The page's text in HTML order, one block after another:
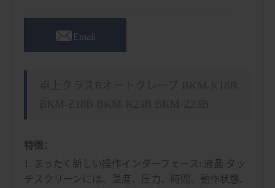
 Email
特徴：
1. まったく新しい操作インターフェース: 液晶 タッ
チスクリーンには、温度、圧力、時間、動作状態、